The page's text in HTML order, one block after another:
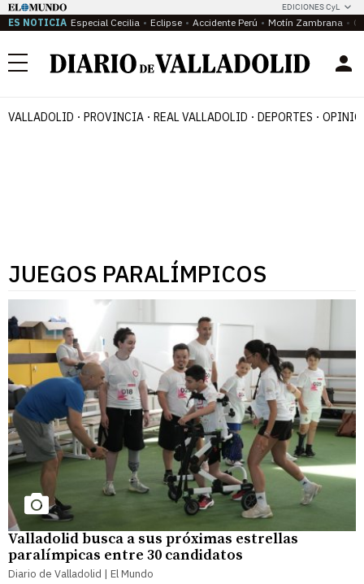
EDICIONES CyL
ES NOTICIA Especial Cecilia Eclipse Accidente Perú Motín Zambrana
Menú
VALLADOLID PROVINCIA REAL VALLADOLID DEPORTES
JUEGOS PARALÍMPICOS
Valladolid busca a sus próximas estrellas
paralímpicas entre 30 candidatos
Diario de Valladolid | El Mundo